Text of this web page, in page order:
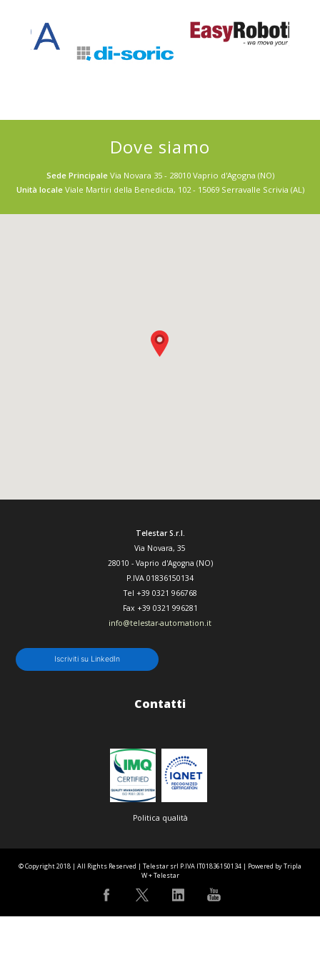
Dove siamo
Sede PrincipaleVia Novara 35 - 28010 Vaprio d'Agogna (NO)
Unità locale Viale Martiri della Benedicta, 102 - 15069 Serravalle Scrivia (AL)
Contatti
Politica qualità
Telestar S.r.l.
Via Novara, 35
28010 - Vaprio d'Agogna (NO)
P.IVA 01836150134
Tel +39 0321 966768
Fax +39 0321 996281
info@telestar-automation.it
Iscriviti su LinkedIn
© Copyright 2018 | All Rights Reserved | Telestar srl P.IVA IT01836150134 | Powered by Tripla
W + Telestar